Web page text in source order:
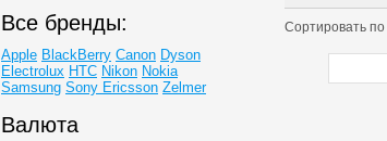
Сортировать по
Все бренды:
Apple BlackBerry Canon Dyson
Electrolux HTC Nikon Nokia
Samsung Sony Ericsson Zelmer
Валюта